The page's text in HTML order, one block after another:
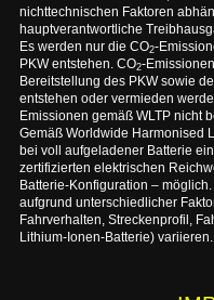
nichttechnischen Faktoren
hauptverantwortliche
Es werden nur die CO2-
PKW entstehen. CO2-
Bereitstellung des PKW sowie
entstehen oder vermieden
Emissionen gemäß WLTP nicht
Gemäß Worldwide Harmonised
bei voll aufgeladener Batterie
zertifizierten elektrischen
Batterie-Konfiguration –
aufgrund unterschiedlicher
Fahrverhalten, Streckenprofil,
Lithium-Ionen-Batterie) variieren.